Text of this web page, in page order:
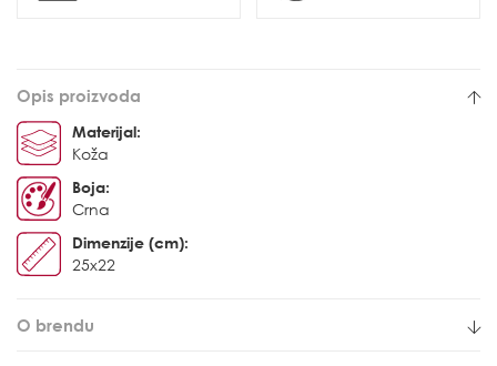
Opis proizvoda
Materijal:
Koža
Boja:
Crna
Dimenzije (cm):
25x22
O brendu